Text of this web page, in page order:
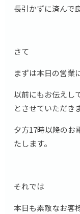
長引かずに済んで
さて
まずは本日の営業
以前にもお伝えし
とさせていただき
夕方17時以降のお
たします。
それでは
本日も素敵なお客